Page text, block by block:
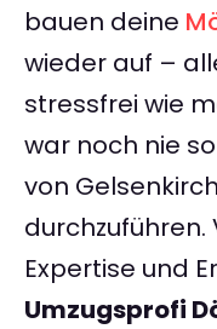
bauen deine
wieder auf –
stressfrei wie
war noch nie
von
Expertise und
Umzugsprofi